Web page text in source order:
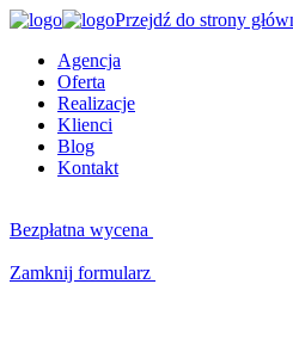
Przejdź do strony
Agencja
Oferta
Realizacje
Klienci
Blog
Kontakt
Bezpłatna wycena
Zamknij formularz